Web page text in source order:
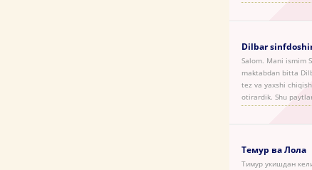
Dilbar
Salom. Mani ismim
maktabdan bitta
tez va yaxshi
otirardik. Shu
Темур ва Лола
Тимур укишдан